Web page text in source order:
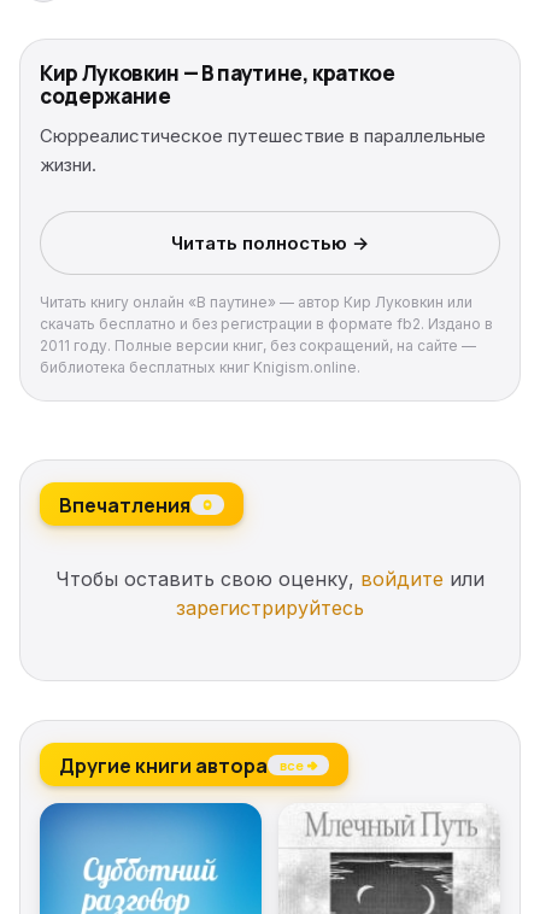
Кир Луковкин — В паутине, краткое
содержание
Сюрреалистическое путешествие в параллельные
жизни.
Читать полностью →
Читать книгу онлайн «В паутине» — автор Кир Луковкин или
скачать бесплатно и без регистрации в формате fb2. Издано в
2011 году. Полные версии книг, без сокращений, на сайте —
библиотека бесплатных книг Knigism.online.
Впечатления 0
Чтобы оставить свою оценку, войдите или
зарегистрируйтесь
Другие книги автора все →